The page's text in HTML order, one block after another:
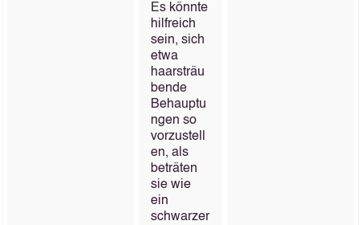
Es könnte
hilfreich
sein, sich
etwa
haarsträu
bende
Behauptu
ngen so
vorzustell
en, als
beträten
sie wie
ein
schwarzer